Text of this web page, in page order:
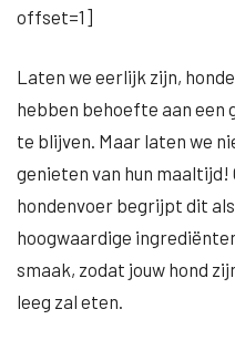
offset=1]
Laten we eerlijk zijn,
hebben behoefte aan een
te blijven. Maar laten we
genieten van hun maaltijd!
hondenvoer begrijpt dit
hoogwaardige
smaak, zodat jouw hond
leeg zal eten.